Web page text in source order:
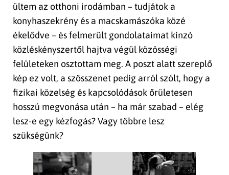
ültem az otthoni irodámban – tudjátok a
konyhaszekrény és a macskamászóka közé
ékelődve – és felmerült gondolataimat kínzó
közléskényszertől hajtva végül közösségi
felületeken osztottam meg. A poszt alatt szereplő
kép ez volt, a szösszenet pedig arról szólt, hogy a
fizikai közelség és kapcsolódások őrületesen
hosszú megvonása után – ha már szabad – elég
lesz-e egy kézfogás? Vagy többre lesz
szükségünk?